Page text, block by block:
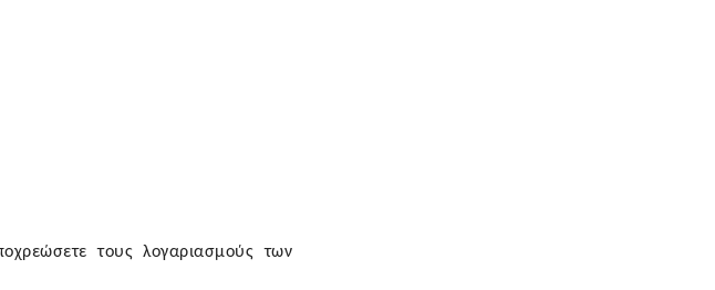
τους λογαριασμούς των